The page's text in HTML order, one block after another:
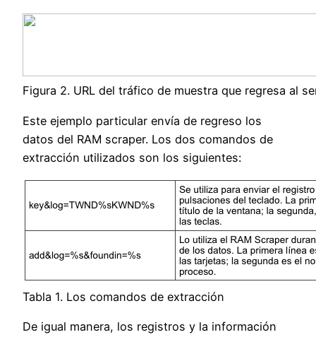
Figura 2. URL del tráfico de muestra que regresa al
Este ejemplo particular envía de regreso los
datos del RAM scraper. Los dos comandos de
extracción utilizados son los siguientes:
Tabla 1. Los comandos de extracción
De igual manera, los registros y la información